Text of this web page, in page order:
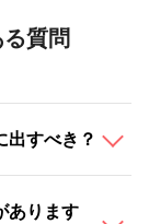
質問
出すべき？
あります